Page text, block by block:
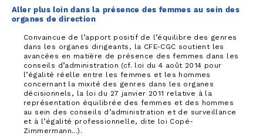
Aller plus loin dans la présence des femmes au sein des
organes de direction
Convaincue de l’apport positif de l’équilibre des genres
dans les organes dirigeants, la CFE-CGC soutient les
avancées en matière de présence des femmes dans les
conseils d’administration (cf. loi du 4 août 2014 pour
l’égalité réelle entre les femmes et les hommes
concernant la mixité des genres dans les organes
décisionnels, la loi du 27 janvier 2011 relative à la
représentation équilibrée des femmes et des hommes
au sein des conseils d’administration et de surveillance
et à l’égalité professionnelle, dite loi Copé-
Zimmermann...).